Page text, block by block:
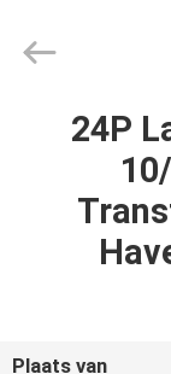
HUIS24P
Plaats van